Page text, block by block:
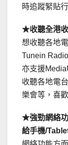
時追蹤緊貼
★收聽全港
想收聽各地
Tunein
亦支援
收聽各地電
樂會等，喜
★強勁網絡
給手機/